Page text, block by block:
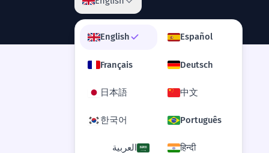
English Español
Français Deutsch
日本語 中文
한국어 Português
العربية हिन्दी